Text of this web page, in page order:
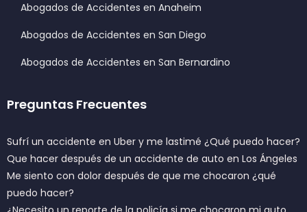
Abogados de Accidentes en Anaheim
Abogados de Accidentes en San Diego
Abogados de Accidentes en San Bernardino
Preguntas Frecuentes
Sufrí un accidente en Uber y me lastimé ¿Qué puedo hacer?
Que hacer después de un accidente de auto en Los Ángeles
Me siento con dolor después de que me chocaron ¿qué
puedo hacer?